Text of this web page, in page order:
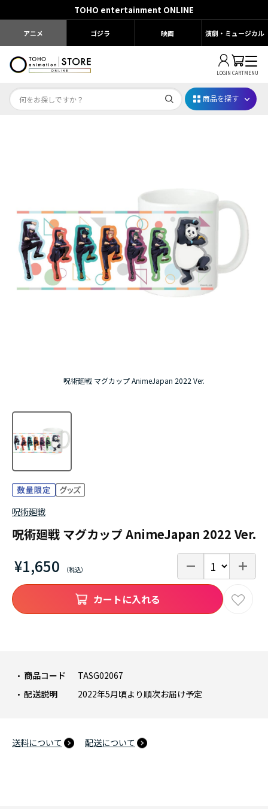
TOHO entertainment ONLINE
アニメ ゴジラ 映画 演劇・ミュージカル
LOGIN CARTMENU
薬屋のひとりごと 夏の園遊会2026
名探偵コナン
アニメ『僕のヒーローアカデミア』10周年
ハイキュー!!ジャージ＆ユニフォーム
『ふつつかな悪女ではございますが ～雛宮蝶鼠と
商品を探す
呪術廻戦 マグカップ AnimeJapan 2022 Ver.
呪術廻戦
呪術廻戦 マグカップ AnimeJapan 2022 Ver.
¥1,650
商品コード
TASG02067
配送説明
2022年5月頃より順次お届け予定
送料について 配送について
カートに入れる